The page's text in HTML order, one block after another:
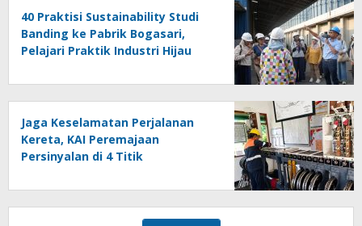
40 Praktisi Sustainability Studi
Banding ke Pabrik Bogasari,
Pelajari Praktik Industri Hijau
Jaga Keselamatan Perjalanan
Kereta, KAI Peremajaan
Persinyalan di 4 Titik